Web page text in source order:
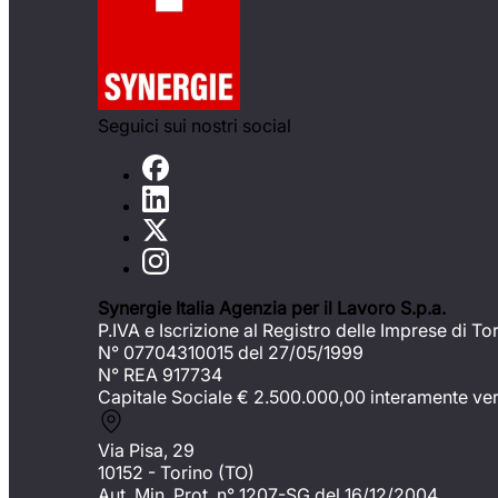
Seguici sui nostri social
Synergie Italia Agenzia per il Lavoro S.p.a.
P.IVA e Iscrizione al Registro delle Imprese di
N° 07704310015 del 27/05/1999
N° REA 917734
Capitale Sociale € 2.500.000,00 interamente
Via Pisa, 29
10152 - Torino (TO)